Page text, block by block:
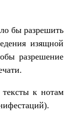
бы разрешить
изящной
разрешение
тексты к нотам